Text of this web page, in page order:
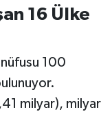
16 Ülke
100
milyar), milyar